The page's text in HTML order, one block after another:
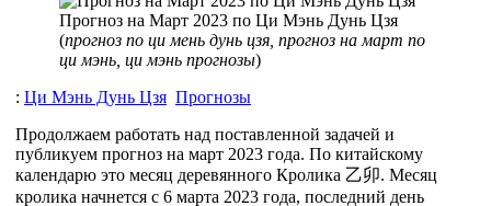
Прогноз на Март 2023 по Ци Мэнь Дунь Цзя
(прогноз по ци мень дунь цзя, прогноз на март по
ци мэнь, ци мэнь прогнозы)
: Ци Мэнь Дунь Цзя Прогнозы
Продолжаем работать над поставленной задачей и
публикуем прогноз на март 2023 года. По китайскому
календарю это месяц деревянного Кролика 乙卯. Месяц
кролика начнется с 6 марта 2023 года, последний день